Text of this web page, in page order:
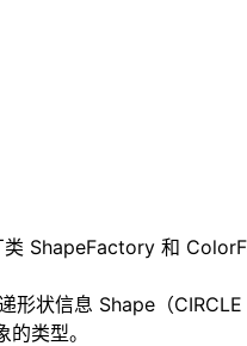
ShapeFactory 和
信息 Shape（CIRCLE
类型。